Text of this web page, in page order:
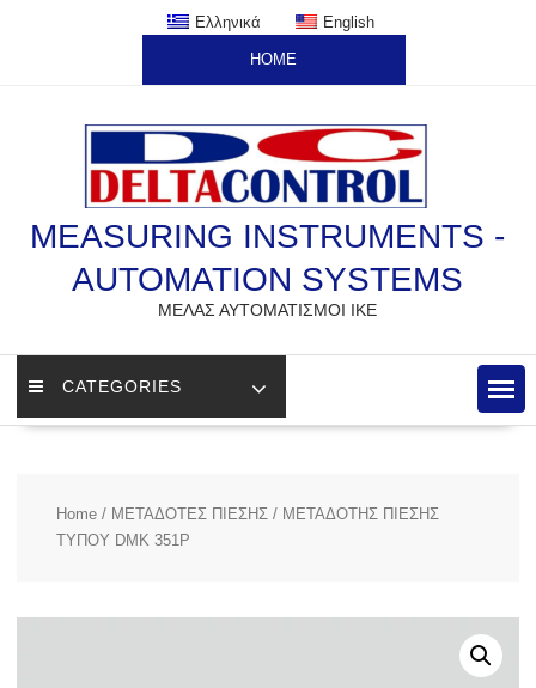
Ελληνικά English
HOME
MEASURING INSTRUMENTS -
AUTOMATION SYSTEMS
ΜΕΛΑΣ ΑΥΤΟΜΑΤΙΣΜΟΙ ΙΚΕ
CATEGORIES
Home/ ΜΕΤΑΔΟΤΕΣ ΠΙΕΣΗΣ/ ΜΕΤΑΔΟΤΗΣ ΠΙΕΣΗΣ
ΤΥΠΟΥ DMK 351P